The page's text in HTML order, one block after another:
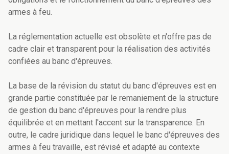
armes à feu.
La réglementation actuelle est obsolète et n'offre pas de
cadre clair et transparent pour la réalisation des activités
confiées au banc d'épreuves.
La base de la révision du statut du banc d'épreuves est en
grande partie constituée par le remaniement de la structure
de gestion du banc d'épreuves pour la rendre plus
équilibrée et en mettant l'accent sur la transparence. En
outre, le cadre juridique dans lequel le banc d'épreuves des
armes à feu travaille, est révisé et adapté au contexte